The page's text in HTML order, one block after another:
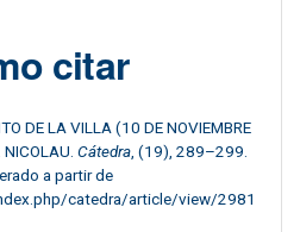
citar
DE LA VILLA (10 DE NOVIEMBRE
Cátedra , (19), 289–299.
a partir de
catedra/article/view/2981